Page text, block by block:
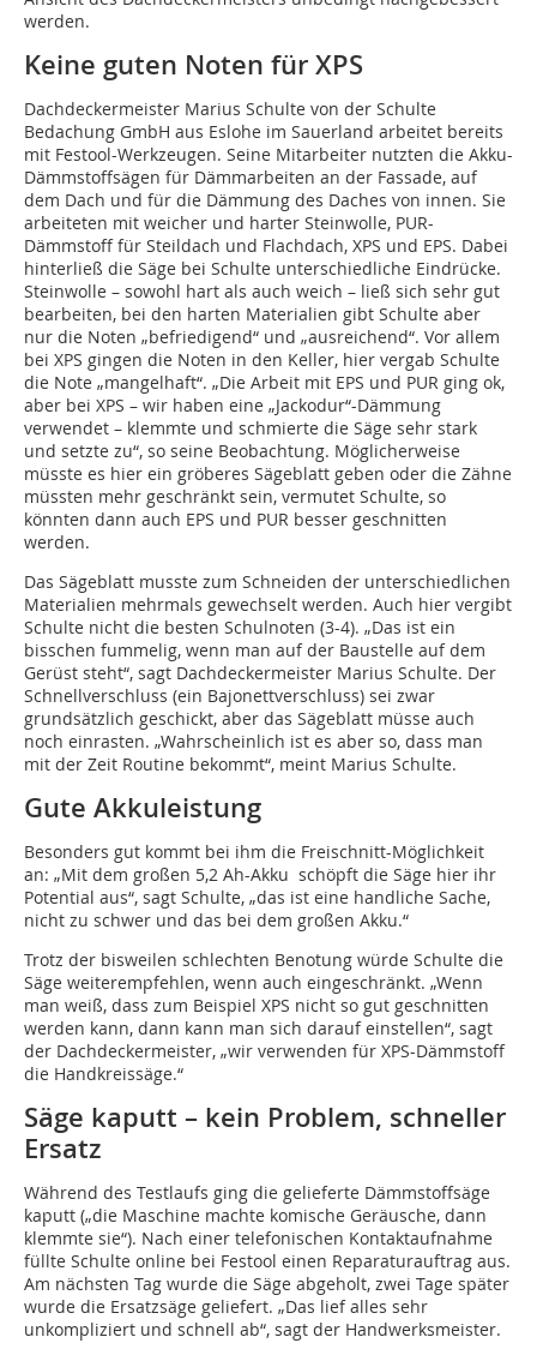
werden.
Keine guten Noten für XPS
Dachdeckermeister Marius Schulte von der Schulte
Bedachung GmbH aus Eslohe im Sauerland arbeitet bereits
mit Festool-Werkzeugen. Seine Mitarbeiter nutzten die Akku-
Dämmstoffsägen für Dämmarbeiten an der Fassade, auf
dem Dach und für die Dämmung des Daches von innen. Sie
arbeiteten mit weicher und harter Steinwolle, PUR-
Dämmstoff für Steildach und Flachdach, XPS und EPS. Dabei
hinterließ die Säge bei Schulte unterschiedliche Eindrücke.
Steinwolle – sowohl hart als auch weich – ließ sich sehr gut
bearbeiten, bei den harten Materialien gibt Schulte aber
nur die Noten „befriedigend“ und „ausreichend“. Vor allem
bei XPS gingen die Noten in den Keller, hier vergab Schulte
die Note „mangelhaft“. „Die Arbeit mit EPS und PUR ging ok,
aber bei XPS – wir haben eine „Jackodur“-Dämmung
verwendet – klemmte und schmierte die Säge sehr stark
und setzte zu“, so seine Beobachtung. Möglicherweise
müsste es hier ein gröberes Sägeblatt geben oder die Zähne
müssten mehr geschränkt sein, vermutet Schulte, so
könnten dann auch EPS und PUR besser geschnitten
werden.
Das Sägeblatt musste zum Schneiden der unterschiedlichen
Materialien mehrmals gewechselt werden. Auch hier vergibt
Schulte nicht die besten Schulnoten (3-4). „Das ist ein
bisschen fummelig, wenn man auf der Baustelle auf dem
Gerüst steht“, sagt Dachdeckermeister Marius Schulte. Der
Schnellverschluss (ein Bajonettverschluss) sei zwar
grundsätzlich geschickt, aber das Sägeblatt müsse auch
noch einrasten. „Wahrscheinlich ist es aber so, dass man
mit der Zeit Routine bekommt“, meint Marius Schulte.
Gute Akkuleistung
Besonders gut kommt bei ihm die Freischnitt-Möglichkeit
an: „Mit dem großen 5,2 Ah-Akku schöpft die Säge hier ihr
Potential aus“, sagt Schulte, „das ist eine handliche Sache,
nicht zu schwer und das bei dem großen Akku.“
Trotz der bisweilen schlechten Benotung würde Schulte die
Säge weiterempfehlen, wenn auch eingeschränkt. „Wenn
man weiß, dass zum Beispiel XPS nicht so gut geschnitten
werden kann, dann kann man sich darauf einstellen“, sagt
der Dachdeckermeister, „wir verwenden für XPS-Dämmstoff
die Handkreissäge.“
Säge kaputt – kein Problem, schneller
Ersatz
Während des Testlaufs ging die gelieferte Dämmstoffsäge
kaputt („die Maschine machte komische Geräusche, dann
klemmte sie“). Nach einer telefonischen Kontaktaufnahme
füllte Schulte online bei Festool einen Reparaturauftrag aus.
Am nächsten Tag wurde die Säge abgeholt, zwei Tage später
wurde die Ersatzsäge geliefert. „Das lief alles sehr
unkompliziert und schnell ab“, sagt der Handwerksmeister.